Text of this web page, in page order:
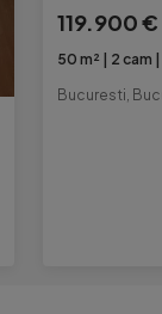
119.900 €
50 m² 2 cam